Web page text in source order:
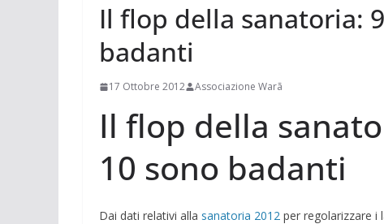
Il flop della sanatoria:
badanti
17 Ottobre 2012 Associazione Warã
Il flop della
10 sono badanti
Dai dati relativi alla sanatoria 2012 per regolarizzare i